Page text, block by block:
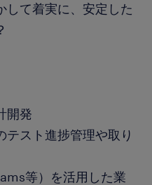
して着実に、安定した
開発
テスト進捗管理や取り
等）を活用した業